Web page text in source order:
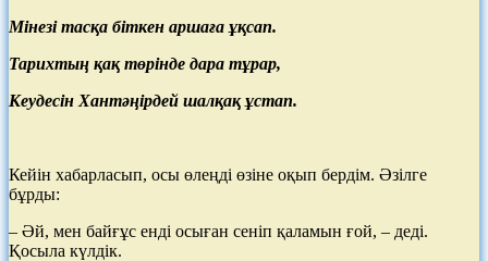
Мінезі тасқа біткен аршаға ұқсап.
Тарихтың қақ төрінде дара тұрар,
Кеудесін Хантәңірдей шалқақ ұстап.
Кейін хабарласып, осы өлеңді өзіне оқып бердім. Әзілге
бұрды:
– Әй, мен байғұс енді осыған сеніп қаламын ғой, – деді.
Қосыла күлдік.